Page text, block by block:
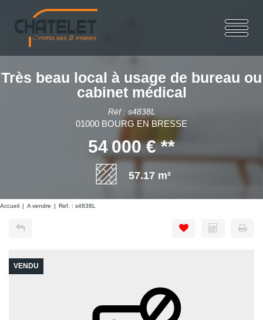
Très beau local à usage de bureau ou
cabinet médical
Réf : s4838L
01000 BOURG EN BRESSE
54 000 €**
57.17 m²
Accueil A vendre Ref. : s4838L
VENDU